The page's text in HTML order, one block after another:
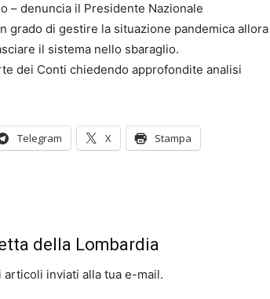
– denuncia il Presidente Nazionale
grado di gestire la situazione pandemica allora
il sistema nello sbaraglio.
dei Conti chiedendo approfondite analisi
Telegram X Stampa
della Lombardia
inviati alla tua e-mail.